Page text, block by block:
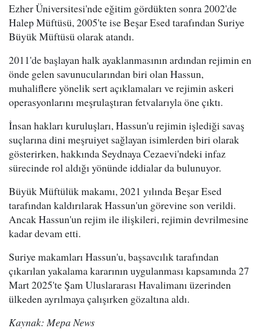
Ezher Üniversitesi'nde eğitim gördükten sonra 2002'de
Halep Müftüsü, 2005'te ise Beşar Esed tarafından Suriye
Büyük Müftüsü olarak atandı.
2011'de başlayan halk ayaklanmasının ardından rejimin en
önde gelen savunucularından biri olan Hassun,
muhaliflere yönelik sert açıklamaları ve rejimin askeri
operasyonlarını meşrulaştıran fetvalarıyla öne çıktı.
İnsan hakları kuruluşları, Hassun'u rejimin işlediği savaş
suçlarına dini meşruiyet sağlayan isimlerden biri olarak
gösterirken, hakkında Seydnaya Cezaevi'ndeki infaz
sürecinde rol aldığı yönünde iddialar da bulunuyor.
Büyük Müftülük makamı, 2021 yılında Beşar Esed
tarafından kaldırılarak Hassun'un görevine son verildi.
Ancak Hassun'un rejim ile ilişkileri, rejimin devrilmesine
kadar devam etti.
Suriye makamları Hassun'u, başsavcılık tarafından
çıkarılan yakalama kararının uygulanması kapsamında 27
Mart 2025'te Şam Uluslararası Havalimanı üzerinden
ülkeden ayrılmaya çalışırken gözaltına aldı.
Kaynak: Mepa News